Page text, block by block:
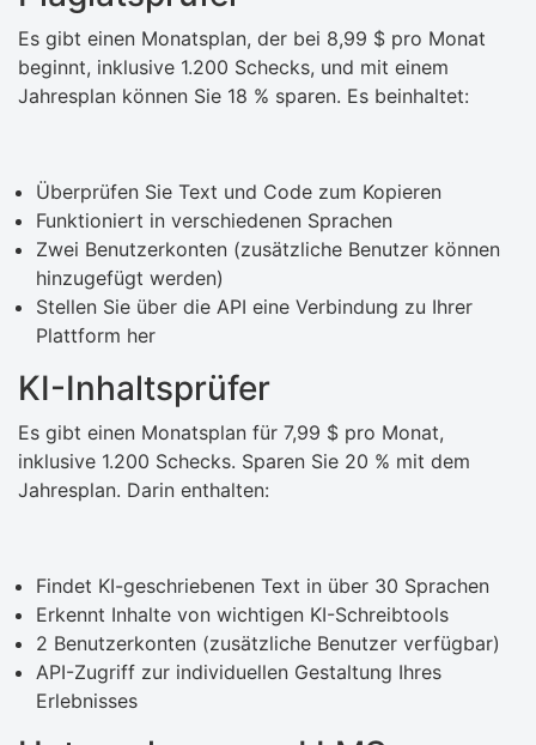
Es gibt einen Monatsplan, der bei 8,99 $ pro Monat
beginnt, inklusive 1.200 Schecks, und mit einem
Jahresplan können Sie 18 % sparen. Es beinhaltet:
Überprüfen Sie Text und Code zum Kopieren
Funktioniert in verschiedenen Sprachen
Zwei Benutzerkonten (zusätzliche Benutzer können
hinzugefügt werden)
Stellen Sie über die API eine Verbindung zu Ihrer
Plattform her
KI-Inhaltsprüfer
Es gibt einen Monatsplan für 7,99 $ pro Monat,
inklusive 1.200 Schecks. Sparen Sie 20 % mit dem
Jahresplan. Darin enthalten:
Findet KI-geschriebenen Text in über 30 Sprachen
Erkennt Inhalte von wichtigen KI-Schreibtools
2 Benutzerkonten (zusätzliche Benutzer verfügbar)
API-Zugriff zur individuellen Gestaltung Ihres
Erlebnisses